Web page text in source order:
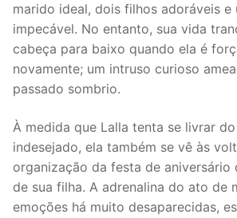
marido ideal, dois filhos adoráveis e
impecável. No entanto, sua vida
cabeça para baixo quando ela é
novamente; um intruso curioso
passado sombrio.
À medida que Lalla tenta se livrar
indesejado, ela também se vê às
organização da festa de aniversário
de sua filha. A adrenalina do ato de
emoções há muito desaparecidas,